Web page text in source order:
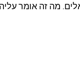
מה זה אומר